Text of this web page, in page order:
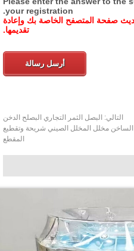
your registration
.
صفحة المتصفح الخاصة بك وإعادة
تقديمها.
أرسل رسالة
التالي:البصل الثمر التجاري البصلح الدخن
مخلل المخلل الصيني شريحة وتقطيع
المقطع